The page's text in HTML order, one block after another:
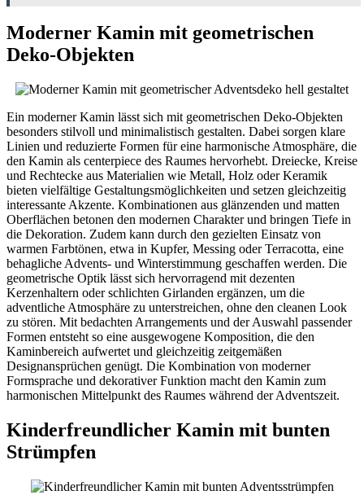
Moderner Kamin mit geometrischen
Deko-Objekten
Ein moderner Kamin lässt sich mit geometrischen Deko-Objekten
besonders stilvoll und minimalistisch gestalten. Dabei sorgen klare
Linien und reduzierte Formen für eine harmonische Atmosphäre, die
den Kamin als centerpiece des Raumes hervorhebt. Dreiecke, Kreise
und Rechtecke aus Materialien wie Metall, Holz oder Keramik
bieten vielfältige Gestaltungsmöglichkeiten und setzen gleichzeitig
interessante Akzente. Kombinationen aus glänzenden und matten
Oberflächen betonen den modernen Charakter und bringen Tiefe in
die Dekoration. Zudem kann durch den gezielten Einsatz von
warmen Farbtönen, etwa in Kupfer, Messing oder Terracotta, eine
behagliche Advents- und Winterstimmung geschaffen werden. Die
geometrische Optik lässt sich hervorragend mit dezenten
Kerzenhaltern oder schlichten Girlanden ergänzen, um die
adventliche Atmosphäre zu unterstreichen, ohne den cleanen Look
zu stören. Mit bedachten Arrangements und der Auswahl passender
Formen entsteht so eine ausgewogene Komposition, die den
Kaminbereich aufwertet und gleichzeitig zeitgemäßen
Designansprüchen genügt. Die Kombination von moderner
Formsprache und dekorativer Funktion macht den Kamin zum
harmonischen Mittelpunkt des Raumes während der Adventszeit.
Kinderfreundlicher Kamin mit bunten
Strümpfen